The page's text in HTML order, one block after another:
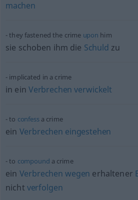
machen
they fastened the crime upon him
sie schoben ihm die Schuld zu
implicated in a crime
in ein Verbrechen verwickelt
to confessa crime
ein Verbrechen eingestehen
to compound a crime
ein Verbrechen wegen erhaltener
nicht verfolgen